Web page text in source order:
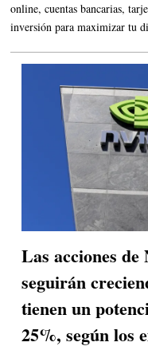
online, cuentas bancarias,
inversión para maximizar tu
Las acciones
seguirán
tienen un
25%, según los